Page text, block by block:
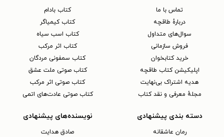
تماس با ما
دربارهٔ طاقچه
سوال‌های متداول
فروش سازمانی
خرید کتابخوان
اپلیکیشن کتاب طاقچه
هدیه اشتراک بی‌نهایت
مجلهٔ معرفی و نقد کتاب
کتاب بادام
کتاب کیمیاگر
کتاب اسب سیاه
کتاب اثر مرکب
کتاب سمفونی مردگان
کتاب صوتی ملت عشق
کتاب صوتی اثر مرکب
کتاب صوتی عادت‌های اتمی
دسته بندی پیشنهادی
رمان عاشقانه
نویسنده‌های پیشنهادی
صادق هدایت